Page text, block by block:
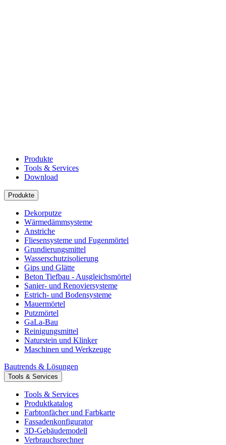
Produkte
Tools & Services
Download
Produkte
Dekorputze
Wärmedämmsysteme
Anstriche
Fliesensysteme und Fugenmörtel
Grundierungsmittel
Wasserschutzisolierung
Gips und Glätte
Beton Tiefbau - Ausgleichsmörtel
Sanier- und Renoviersysteme
Estrich- und Bodensysteme
Mauermörtel
Putzmörtel
GaLa-Bau
Reinigungsmittel
Naturstein und Klinker
Maschinen und Werkzeuge
Bautrends & Lösungen
Tools & Services
Tools & Services
Produktkatalog
Farbtonfächer und Farbkarte
Fassadenkonfigurator
3D-Gebäudemodell
Verbrauchsrechner